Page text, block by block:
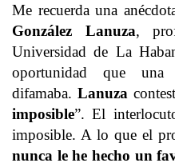
Me recuerda una
González Lanuza,
Universidad de La
oportunidad que una
difamaba. Lanuza
imposible”. El
imposible. A lo que el
nunca le he hecho un